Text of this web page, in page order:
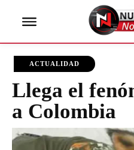
ACTUALIDAD
Llega el
a Colombia